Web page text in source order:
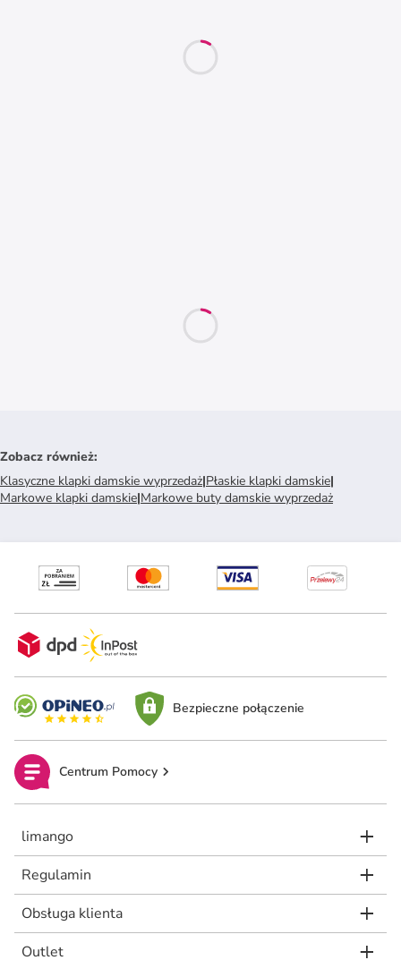
Zobacz również:
Klasyczne klapki damskie wyprzedaż|Płaskie klapki damskie|
Markowe klapki damskie|Markowe buty damskie wyprzedaż
Bezpieczne połączenie
Centrum Pomocy
limango
Regulamin
Obsługa klienta
Outlet